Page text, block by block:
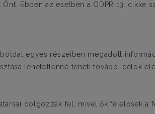
Ebben az esetben a GDPR 13. cikke
egyes részeiben megadott
lehetetlenné teheti további célok
dolgozzák fel, mivel ők felelősek a